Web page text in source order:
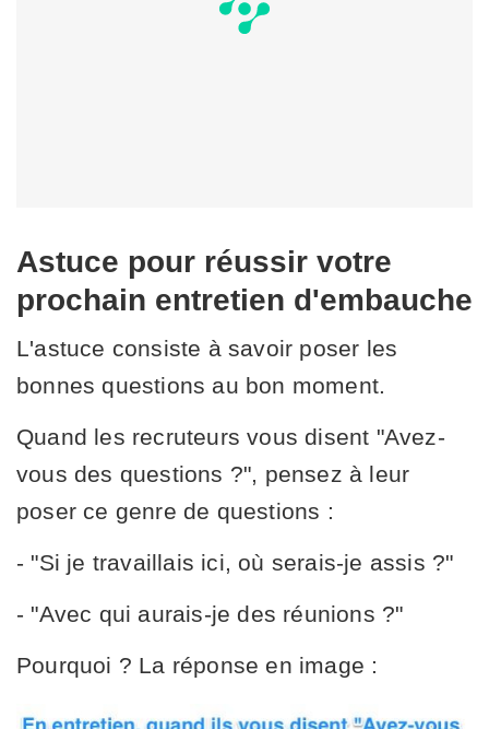
Astuce pour réussir votre
prochain entretien d'embauche
L'astuce consiste à savoir poser les
bonnes questions au bon moment.
Quand les recruteurs vous disent "Avez-
vous des questions ?", pensez à leur
poser ce genre de questions :
- "Si je travaillais ici, où serais-je assis ?"
- "Avec qui aurais-je des réunions ?"
Pourquoi ? La réponse en image :